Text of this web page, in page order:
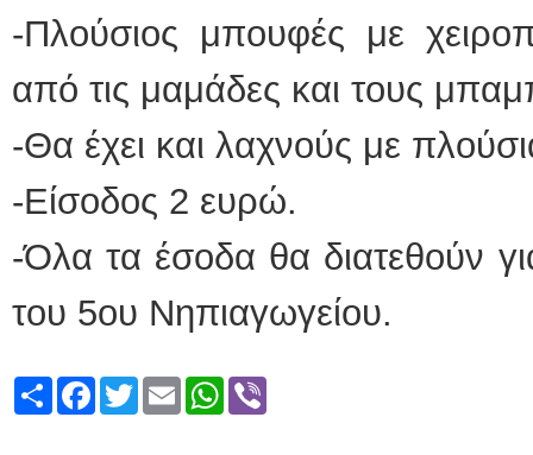
-Πλούσιος μπουφές με
από τις μαμάδες και τους
-Θα έχει και λαχνούς με
-Είσοδος 2 ευρώ.
-Όλα τα έσοδα θα διατεθούν
του 5ου Νηπιαγωγείου.
ShareFacebook
TwitterEmailWhatsApp